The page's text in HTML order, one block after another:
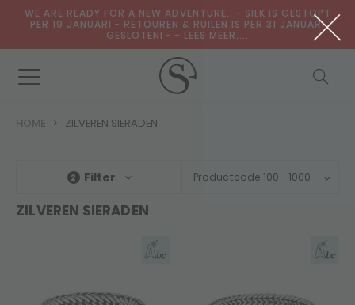
WE ARE READY FOR A NEW ADVENTURE.. - SILK IS GESTOPT
PER 19 JANUARI - RETOUREN & RUILEN IS PER 31 JANUARI
GESLOTENI - - LEES MEER....
HOME ZILVEREN SIERADEN
2 Filter Productcode 100 - 1000
ZILVEREN SIERADEN